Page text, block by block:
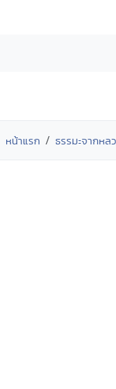
หน้าแรก ธรรมะจากหล